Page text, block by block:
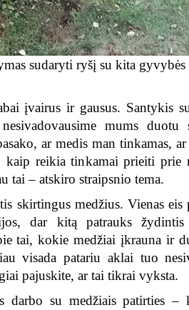
sudaryti ryšį su kita
įvairus ir gausus. Santykis
mums duotu
ar medis man tinkamas,
kaip reikia tinkamai prieiti prie
tai – atskiro straipsnio tema.
skirtingus medžius. Vienas
dar kitą patrauks
tai, kokie medžiai įkrauna ir
visada patariu aklai tuo
pajuskite, ar tai tikrai vyksta.
darbo su medžiais patirties –